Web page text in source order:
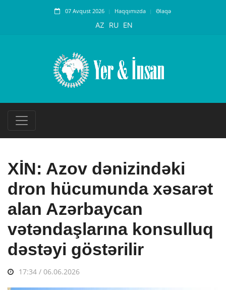
07 Avqust 2026 Haqqımızda Əlaqə
AZ RU EN
XİN: Azov dənizindəki
dron hücumunda xəsarət
alan Azərbaycan
vətəndaşlarına konsulluq
dəstəyi göstərilir
17:34 / 06.06.2026